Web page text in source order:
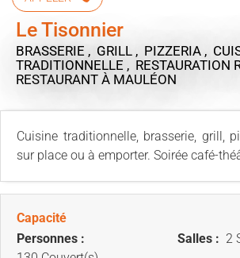
Le Tisonnier
BRASSERIE , GRILL , PIZZERIA ,
TRADITIONNELLE , RESTAURATION
RESTAURANT À MAULÉON
Cuisine traditionnelle, brasserie, grill,
sur place ou à emporter. Soirée café-
Capacité
Personnes :
Salles : 2